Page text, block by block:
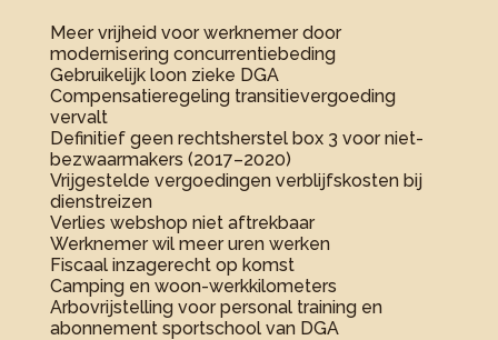
Meer vrijheid voor werknemer door
modernisering concurrentiebeding
Gebruikelijk loon zieke DGA
Compensatieregeling transitievergoeding
vervalt
Definitief geen rechtsherstel box 3 voor niet-
bezwaarmakers (2017–2020)
Vrijgestelde vergoedingen verblijfskosten bij
dienstreizen
Verlies webshop niet aftrekbaar
Werknemer wil meer uren werken
Fiscaal inzagerecht op komst
Camping en woon-werkkilometers
Arbovrijstelling voor personal training en
abonnement sportschool van DGA